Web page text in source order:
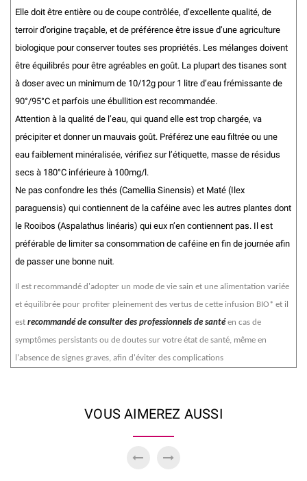
Elle doit être entière ou de coupe contrôlée, d’excellente qualité, de
terroir d’origine traçable, et de préférence être issue d’une agriculture
biologique pour conserver toutes ses propriétés. Les mélanges doivent
être équilibrés pour être agréables en goût. La plupart des tisanes sont
à doser avec un minimum de 10/12g pour 1 litre d’eau frémissante de
90°/95°C et parfois une ébullition est recommandée.
Attention à la qualité de l’eau, qui quand elle est trop chargée, va
précipiter et donner un mauvais goût. Préférez une eau filtrée ou une
eau faiblement minéralisée, vérifiez sur l’étiquette, masse de résidus
secs à 180°C inférieure à 100mg/l.
Ne pas confondre les thés (Camellia Sinensis) et Maté (Ilex
paraguensis) qui contiennent de la caféine avec les autres plantes dont
le Rooibos (Aspalathus linéaris) qui eux n’en contiennent pas. Il est
préférable de limiter sa consommation de caféine en fin de journée afin
de passer une bonne nuit.
Il est recommandé d'adopter un mode de vie sain et une alimentation variée
et équilibrée pour profiter pleinement des vertus de cette infusion BIO* et il
est recommandé de consulter des professionnels de santéen cas de
symptômes persistants ou de doutes sur votre état de santé, même en
l'absence de signes graves, afin d'éviter des complications
VOUS AIMEREZ AUSSI